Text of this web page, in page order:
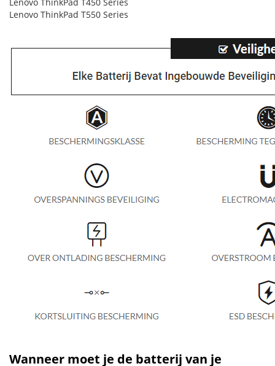
Lenovo ThinkPad T550 Series
Wanneer moet je de batterij van je